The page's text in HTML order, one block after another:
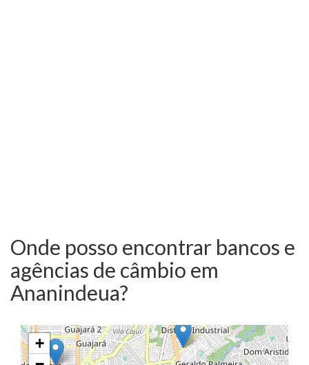
Onde posso encontrar bancos e
agências de câmbio em
Ananindeua?
+